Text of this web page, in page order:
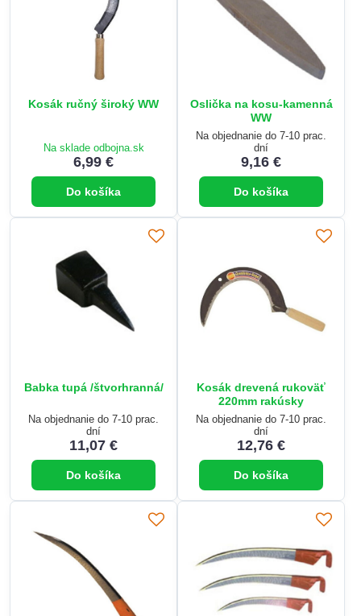
Kosák ručný široký WW
Na sklade odbojna.sk
6,99 €
Do košíka
Oslička na kosu-kamenná
WW
Na objednanie do 7-10 prac.
dní
9,16 €
Do košíka
Babka tupá /štvorhranná/
Na objednanie do 7-10 prac.
dní
11,07 €
Do košíka
Kosák drevená rukoväť
220mm rakúsky
Na objednanie do 7-10 prac.
dní
12,76 €
Do košíka